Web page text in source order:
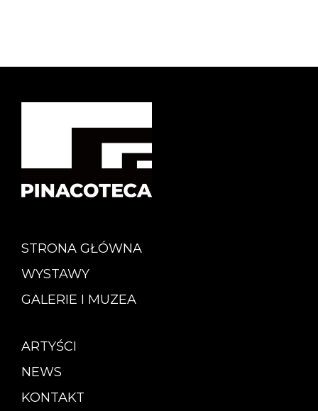
STRONA GŁÓWNA
WYSTAWY
GALERIE I MUZEA
ARTYŚCI
NEWS
KONTAKT